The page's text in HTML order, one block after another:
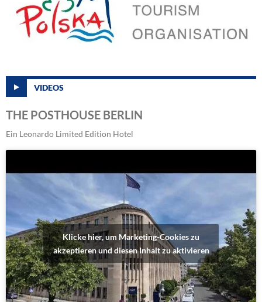
VIDEOS
THE POSTHOUSE BERLIN
Ein Leonardo Limited Edition Hotel
Klicke hier, um Marketing-Cookies zu
akzeptieren und diesen Inhalt zu aktivieren